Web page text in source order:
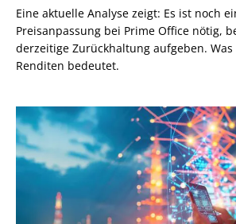
Eine aktuelle Analyse zeigt: Es ist noch
Preisanpassung bei Prime Office nötig,
derzeitige Zurückhaltung aufgeben.
Renditen bedeutet.